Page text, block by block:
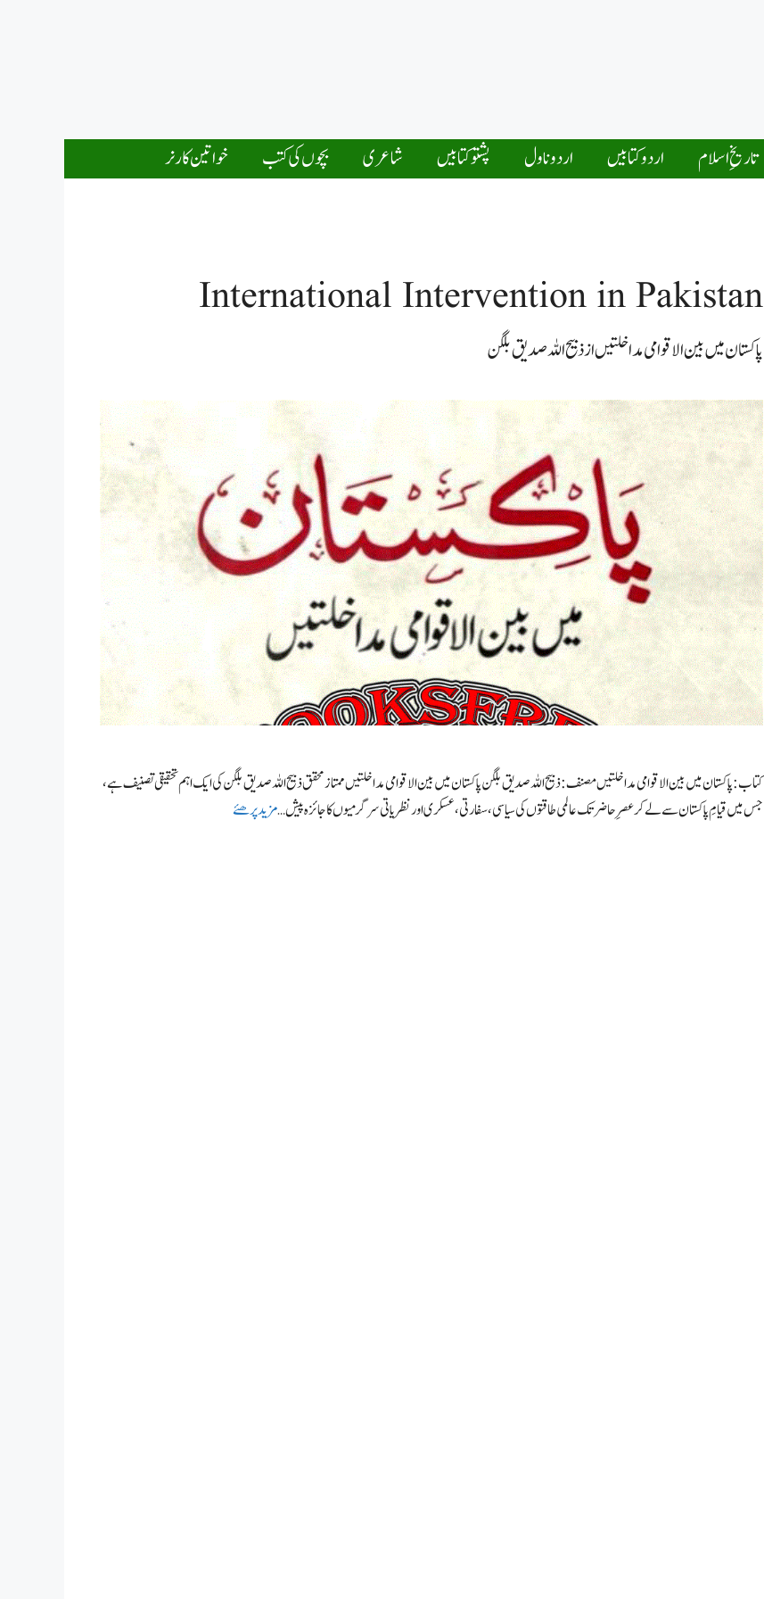
تاریخِ اسلام اردو کتابیں اردو ناول پشتو کتابیں شاعری بچوں کی کتب خواتین کارنر
International Intervention in Pakistan
پاکستان میں بین الاقوامی مداخلتیں از ذبیح اللہ صدیق بلگن
کتاب: پاکستان میں بین الاقوامی مداخلتیں مصنف: ذبیح اللہ صدیق بلگن پاکستان میں بین الاقوامی مداخلتیں ممتاز محقق ذبیح اللہ صدیق بلگن کی ایک اہم تحقیقی تصنیف ہے،
جس میں قیامِ پاکستان سے لے کر عصرِ حاضر تک عالمی طاقتوں کی سیاسی، سفارتی، عسکری اور نظریاتی سرگرمیوں کا جائزہ پیش …مزید پرھئے